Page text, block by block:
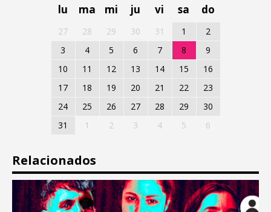
lu
ma mi ju vi sa do
27 28 29 30 31 1
2
3
4 5 6 7 8
9
10
11 12 13 14 15
16
17
18 19 20 21 22
23
24
25 26 27 28 29
30
31
1 2 3 4 5 6
Relacionados